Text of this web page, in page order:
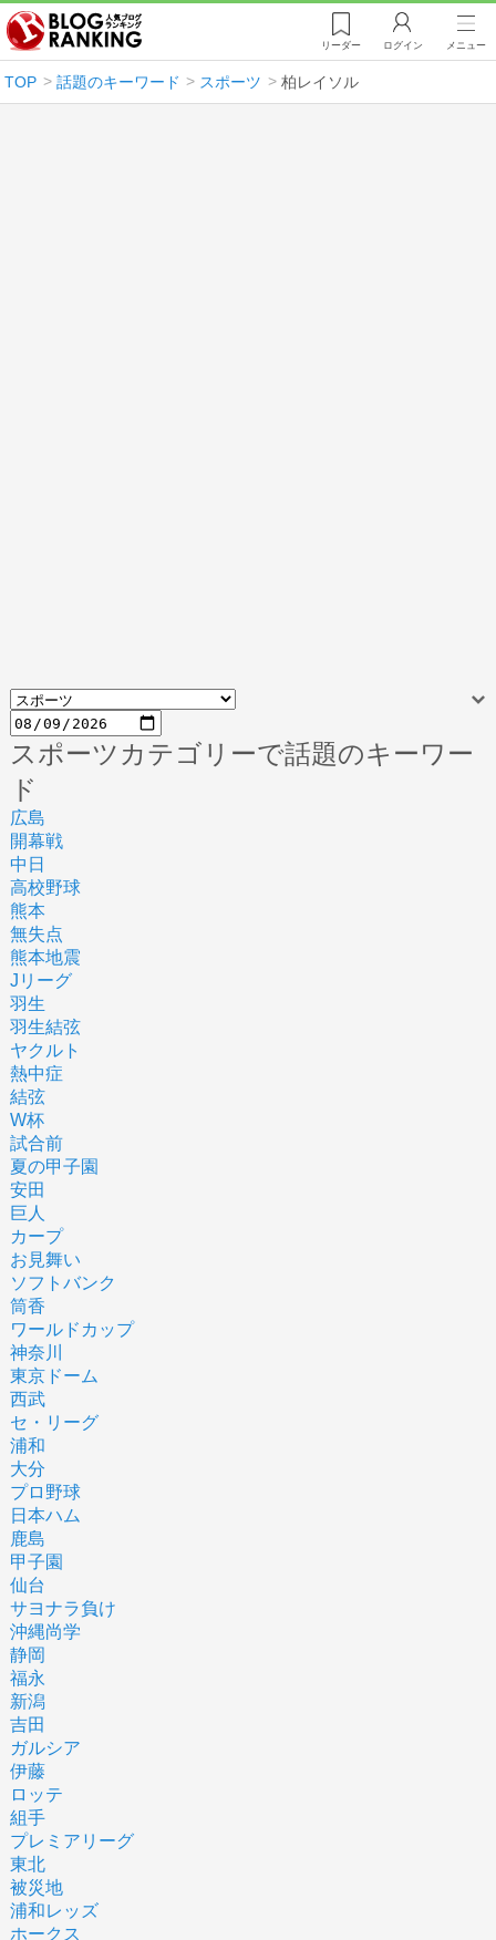
リーダー ログイン メニュー
TOP 話題のキーワード スポーツ 柏レイソル
スポーツカテゴリーで話題のキーワー
ド
広島
開幕戦
中日
高校野球
熊本
無失点
熊本地震
Jリーグ
羽生
羽生結弦
ヤクルト
熱中症
結弦
W杯
試合前
夏の甲子園
安田
巨人
カープ
お見舞い
ソフトバンク
筒香
ワールドカップ
神奈川
東京ドーム
西武
セ・リーグ
浦和
大分
プロ野球
日本ハム
鹿島
甲子園
仙台
サヨナラ負け
沖縄尚学
静岡
福永
新潟
吉田
ガルシア
伊藤
ロッテ
組手
プレミアリーグ
東北
被災地
浦和レッズ
ホークス